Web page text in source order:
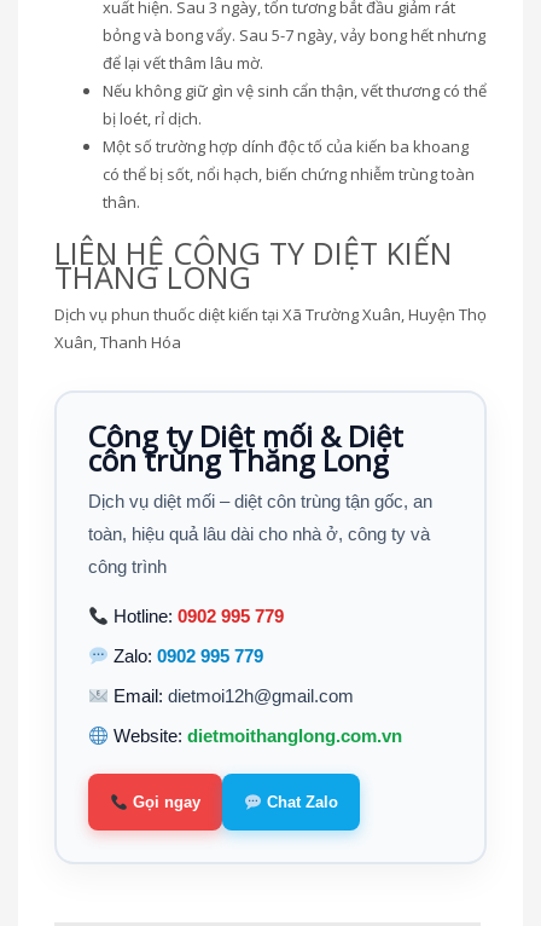
xuất hiện. Sau 3 ngày, tổn tương bắt đầu giảm rát
bỏng và bong vẩy. Sau 5-7 ngày, vảy bong hết nhưng
để lại vết thâm lâu mờ.
Nếu không giữ gìn vệ sinh cẩn thận, vết thương có thể
bị loét, rỉ dịch.
Một số trường hợp dính độc tố của kiến ba khoang
có thể bị sốt, nổi hạch, biến chứng nhiễm trùng toàn
thân.
LIÊN HỆ CÔNG TY DIỆT KIẾN
THĂNG LONG
Dịch vụ phun thuốc diệt kiến tại Xã Trường Xuân, Huyện Thọ
Xuân, Thanh Hóa
Công ty Diệt mối & Diệt
côn trùng Thăng Long
Dịch vụ diệt mối – diệt côn trùng tận gốc, an
toàn, hiệu quả lâu dài cho nhà ở, công ty và
công trình
Hotline:0902 995 779
Zalo:0902 995 779
Email:dietmoi12h@gmail.com
Website:dietmoithanglong.com.vn
Gọi ngay Chat Zalo